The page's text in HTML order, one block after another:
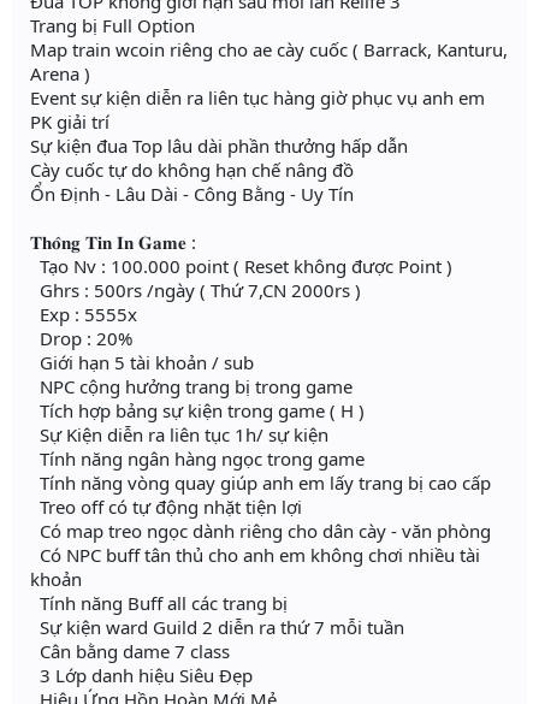
Trang bị Full Option
Map train wcoin riêng cho ae cày cuốc ( Barrack, Kanturu,
Arena )
Event sự kiện diễn ra liên tục hàng giờ phục vụ anh em
PK giải trí
Sự kiện đua Top lâu dài phần thưởng hấp dẫn
Cày cuốc tự do không hạn chế nâng đồ
Ổn Định - Lâu Dài - Công Bằng - Uy Tín
𝐓𝐡𝐨̂𝐧𝐠 𝐓𝐢𝐧 𝐈𝐧 𝐆𝐚𝐦𝐞 :
Tạo Nv : 100.000 point ( Reset không được Point )
Ghrs : 500rs /ngày ( Thứ 7,CN 2000rs )
Exp : 5555x
Drop : 20%
Giới hạn 5 tài khoản / sub
NPC cộng hưởng trang bị trong game
Tích hợp bảng sự kiện trong game ( H )
Sự Kiện diễn ra liên tục 1h/ sự kiện
Tính năng ngân hàng ngọc trong game
Tính năng vòng quay giúp anh em lấy trang bị cao cấp
Treo off có tự động nhặt tiện lợi
Có map treo ngọc dành riêng cho dân cày - văn phòng
Có NPC buff tân thủ cho anh em không chơi nhiều tài
khoản
Tính năng Buff all các trang bị
Sự kiện ward Guild 2 diễn ra thứ 7 mỗi tuần
Cân bằng dame 7 class
3 Lớp danh hiệu Siêu Đẹp